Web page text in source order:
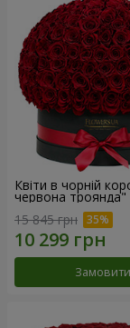
Квіти в чорній
червона троянда"
15 845 грн
Замовити